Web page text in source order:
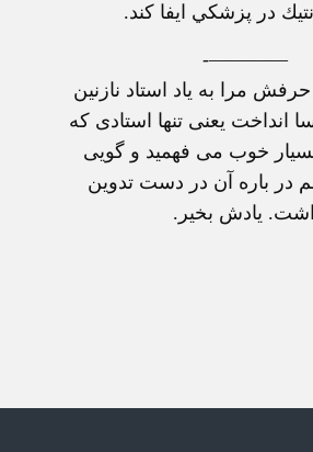
در پزشكي ايفا كند.
————-
مرا به ياد استاد نازنين
يعنی تنها استادی که
بسيار خوب می فهميد و گويی
در باره آن در دست تدوين
يادش بخير.